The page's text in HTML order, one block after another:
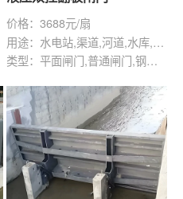
价格：3688元/扇
用途：水电站,渠道,河道,水库,灌溉,给排水工程,景观水利
类型：平面闸门,普通闸门,钢坝闸